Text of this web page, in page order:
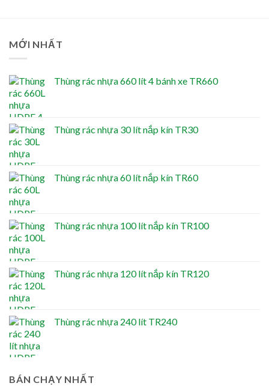
MỚI NHẤT
Thùng rác nhựa 660 lít 4 bánh xe TR660
Thùng rác nhựa 30 lít nắp kín TR30
Thùng rác nhựa 60 lít nắp kín TR60
Thùng rác nhựa 100 lít nắp kín TR100
Thùng rác nhựa 120 lít nắp kín TR120
Thùng rác nhựa 240 lít TR240
BÁN CHẠY NHẤT